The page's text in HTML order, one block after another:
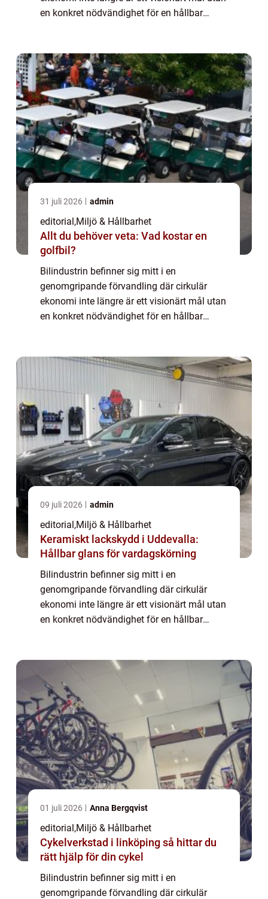
en konkret nödvändighet för en hållbar
31 juli 2026 admin
editorial,Miljö & Hållbarhet
Allt du behöver veta: Vad kostar en
golfbil?
Bilindustrin befinner sig mitt i en
genomgripande förvandling där cirkulär
ekonomi inte längre är ett visionärt mål utan
en konkret nödvändighet för en hållbar
09 juli 2026 admin
editorial,Miljö & Hållbarhet
Keramiskt lackskydd i Uddevalla:
Hållbar glans för vardagskörning
Bilindustrin befinner sig mitt i en
genomgripande förvandling där cirkulär
ekonomi inte längre är ett visionärt mål utan
en konkret nödvändighet för en hållbar
01 juli 2026 Anna Bergqvist
editorial,Miljö & Hållbarhet
Cykelverkstad i linköping så hittar du
rätt hjälp för din cykel
Bilindustrin befinner sig mitt i en
genomgripande förvandling där cirkulär